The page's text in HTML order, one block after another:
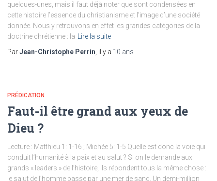
quelques-unes, mais il faut déjà noter que sont condensées en
cette histoire l’essence du christianisme et l’image d’une société
donnée. Nous y retrouvons en effet les grandes catégories de la
doctrine chrétienne : la
Lire la suite
ParJean-Christophe Perrin , il y a 10 ans
PRÉDICATION
Faut-il être grand aux yeux de
Dieu ?
Lecture : Matthieu 1: 1-16 ; Michée 5: 1-5 Quelle est donc la voie qui
conduit l’humanité à la paix et au salut ? Si on le demande aux
grands « leaders » de l’histoire, ils répondent tous la même chose :
le salut de l’homme passe par une mer de sang. Un demi-million